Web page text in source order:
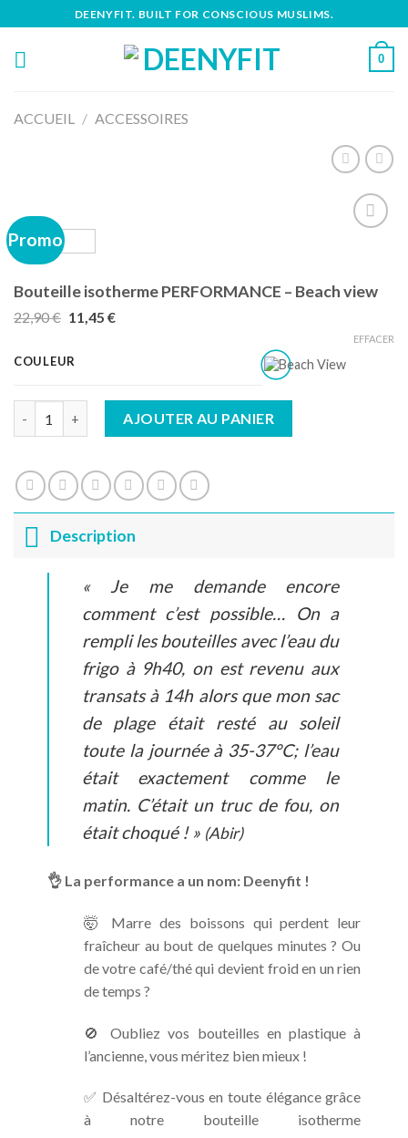
to
content
DEENYFIT. BUILT FOR CONSCIOUS MUSLIMS.
0
ACCUEIL / ACCESSOIRES
Promo
à la liste
Bouteille isotherme PERFORMANCE – Beach view
22,90€ Le
était :
11,45 €Le
COULEUR
EFFACER
AJOUTER AU PANIER
Description
« Je me demande encore
comment c’est possible… On a
rempli les bouteilles avec l’eau du
frigo à 9h40, on est revenu aux
transats à 14h alors que mon sac
de plage était resté au soleil
toute la journée à 35-37°C; l’eau
était exactement comme le
matin. C’était un truc de fou, on
était choqué ! » (Abir)
👌 La performance a un nom: Deenyfit !
🤯 Marre des boissons qui perdent leur
fraîcheur au bout de quelques minutes ? Ou
de votre café/thé qui devient froid en un rien
de temps ?
🚫 Oubliez vos bouteilles en plastique à
l’ancienne, vous méritez bien mieux !
✅ Désaltérez-vous en toute élégance grâce
à notre bouteille isotherme